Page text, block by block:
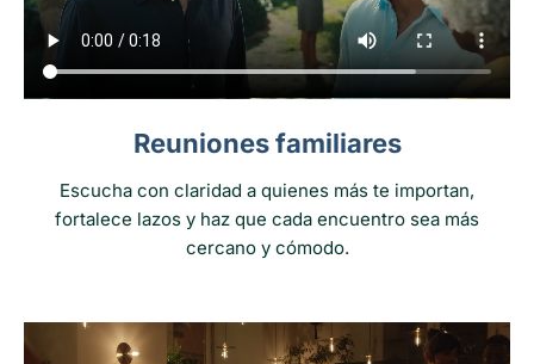
Reuniones familiares
Escucha con claridad a quienes más te importan,
fortalece lazos y haz que cada encuentro sea más
cercano y cómodo.